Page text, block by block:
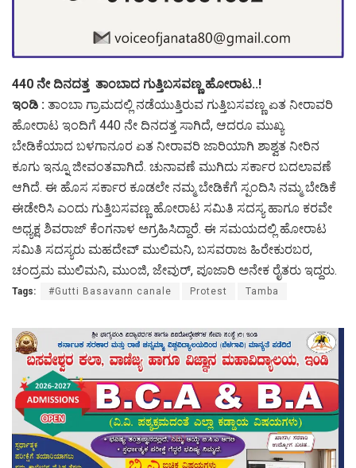
440 ನೇ ದಿನದತ್ತ ತಾಂಬಾದ ಗುತ್ತಿಬಸವಣ್ಣ ಹೋರಾಟ..!
ಇಂಡಿ : ತಾಂಬಾ ಗ್ರಾಮದಲ್ಲಿ ನಡೆಯುತ್ತಿರುವ ಗುತ್ತಿಬಸವಣ್ಣ ಏತ ನೀರಾವರಿ
ಹೋರಾಟ ಇಂದಿಗೆ 440 ನೇ ದಿನದತ್ತ ಸಾಗಿದೆ, ಆದರೂ ಮುಖ್ಯ
ಬೇಡಿಕೆಯಾದ ಬಳಗಾನೂರ ಏತ ನೀರಾವರಿ ಜಾರಿಯಾಗಿ ಶಾಶ್ವತ ನೀರಿನ
ಕೂಗು ಇನ್ನೂ ಜೀವಂತವಾಗಿದೆ. ಚುನಾವಣೆ ಮುಗಿದು ಸರ್ಕಾರ ಬದಲಾವಣೆ
ಆಗಿದೆ. ಈ ಹೊಸ ಸರ್ಕಾರ ಕೂಡಲೇ ನಮ್ಮ ಬೇಡಿಕೆಗೆ ಸ್ಪಂದಿಸಿ ನಮ್ಮ ಬೇಡಿಕೆ
ಈಡೇರಿಸಿ ಎಂದು ಗುತ್ತಿಬಸವಣ್ಣ ಹೋರಾಟ ಸಮಿತಿ ಸದಸ್ಯ ಹಾಗೂ ಕರವೇ
ಅಧ್ಯಕ್ಷ ಶಿವರಾಜ್ ಕೆಂಗನಾಳ ಅಗ್ರಹಿಸಿದ್ದಾರೆ. ಈ ಸಮಯದಲ್ಲಿ ಹೋರಾಟ
ಸಮಿತಿ ಸದಸ್ಯರು ಮಹದೇವ್ ಮುಲಿಮನಿ, ಬಸವರಾಜ ಹಿರೇಕುರಬರ,
ಚಂದ್ರಮ ಮುಲಿಮನಿ, ಮುಂಜಿ, ಜೇವುರ್, ಪೂಜಾರಿ ಅನೇಕ ರೈತರು ಇದ್ದರು.
Tags: #Gutti Basavann canale Protest Tamba